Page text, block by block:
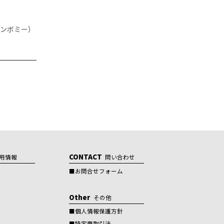
ボミー）
情報
CONTACT 問い合わせ
お問合せフォーム
Other その他
個人情報保護方針